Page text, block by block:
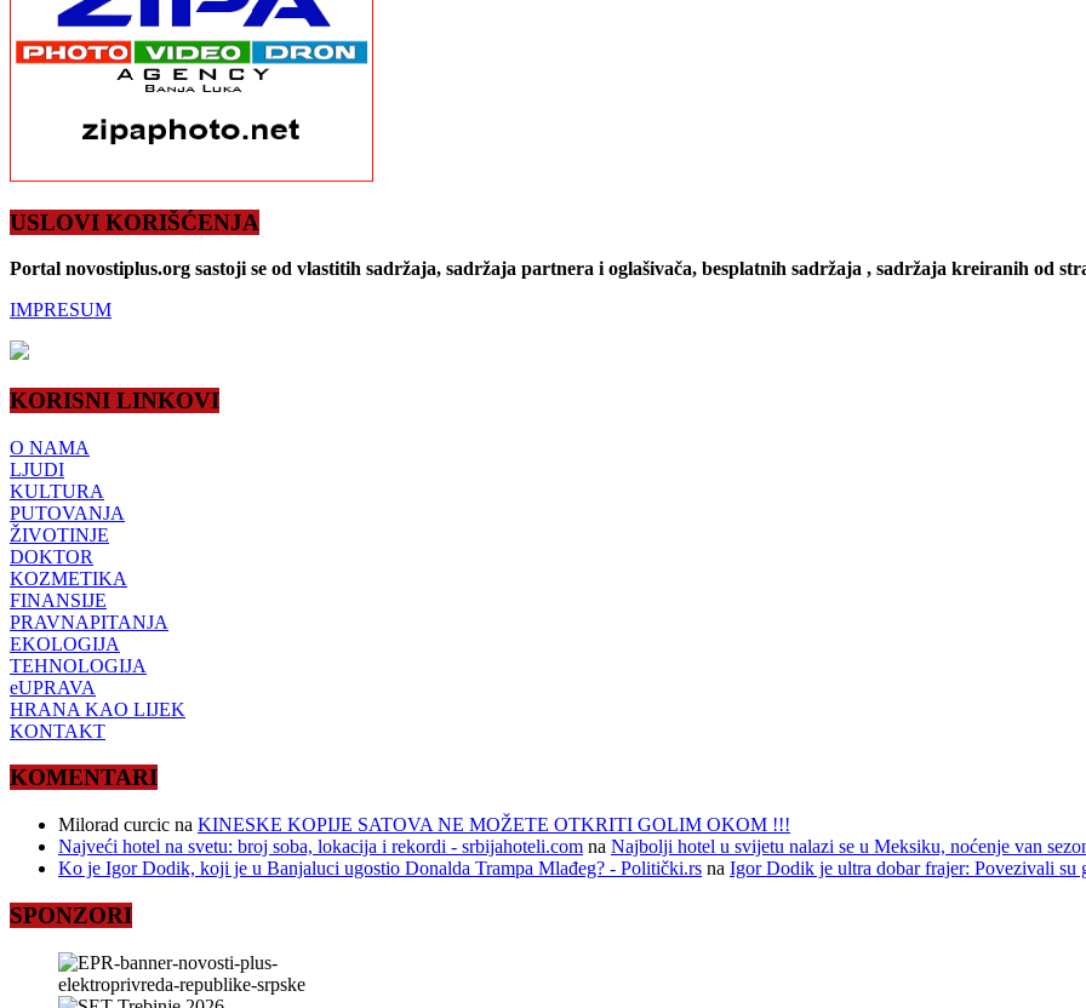
USLOVI KORIŠĆENJA
Portal novostiplus.org sastoji se od vlastitih sadržaja, sadržaja partnera i oglašivača, besplatnih sadržaja , sadržaja kreiranih od
IMPRESUM
KORISNI LINKOVI
O NAMA
LJUDI
KULTURA
PUTOVANJA
ŽIVOTINJE
DOKTOR
KOZMETIKA
FINANSIJE
PRAVNAPITANJA
EKOLOGIJA
TEHNOLOGIJA
eUPRAVA
HRANA KAO LIJEK
KONTAKT
KOMENTARI
Milorad curcic na KINESKE KOPIJE SATOVA NE MOŽETE OTKRITI GOLIM OKOM !!!
Najveći hotel na svetu: broj soba, lokacija i rekordi - srbijahoteli.com na Najbolji hotel u svijetu nalazi se u Meksiku, noćenje van
Ko je Igor Dodik, koji je u Banjaluci ugostio Donalda Trampa Mlađeg? - Politički.rs na Igor Dodik je ultra dobar frajer: Povezivali su
SPONZORI